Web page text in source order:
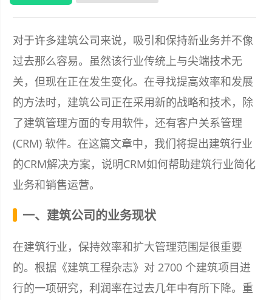
对于许多建筑公司来说，吸引和保持新业务并不像
过去那么容易。虽然该行业传统上与尖端技术无
关，但现在正在发生变化。在寻找提高效率和发展
的方法时，建筑公司正在采用新的战略和技术，除
了建筑管理方面的专用软件，还有客户关系管理
(CRM) 软件。在这篇文章中，我们将提出建筑行业
的CRM解决方案，说明CRM如何帮助建筑行业简化
业务和销售运营。
一、建筑公司的业务现状
在建筑行业，保持效率和扩大管理范围是很重要
的。根据《建筑工程杂志》对 2700 个建筑项目进
行的一项研究，利润率在过去几年中有所下降。重